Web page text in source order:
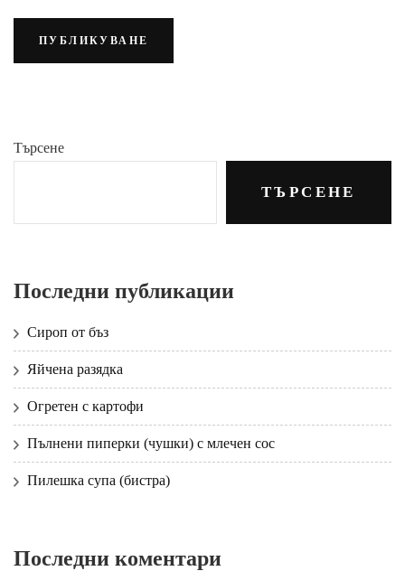
Търсене
ТЪРСЕНЕ
Последни публикации
Сироп от бъз
Яйчена разядка
Огретен с картофи
Пълнени пиперки (чушки) с млечен сос
Пилешка супа (бистра)
Последни коментари